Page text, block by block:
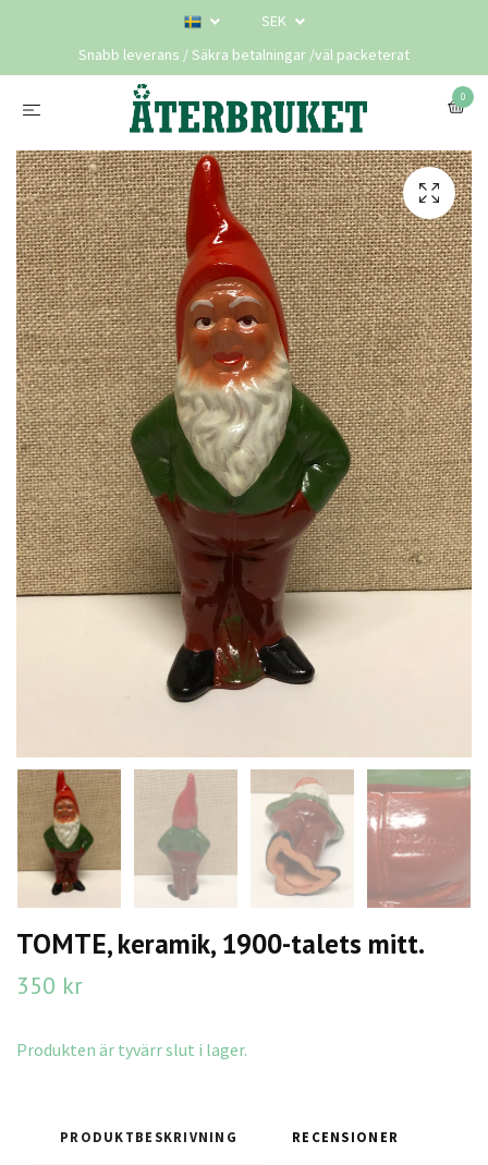
SEK
Snabb leverans / Säkra betalningar /väl packeterat
0
TOMTE, keramik, 1900-talets mitt.
350 kr
Produkten är tyvärr slut i lager.
PRODUKTBESKRIVNING RECENSIONER